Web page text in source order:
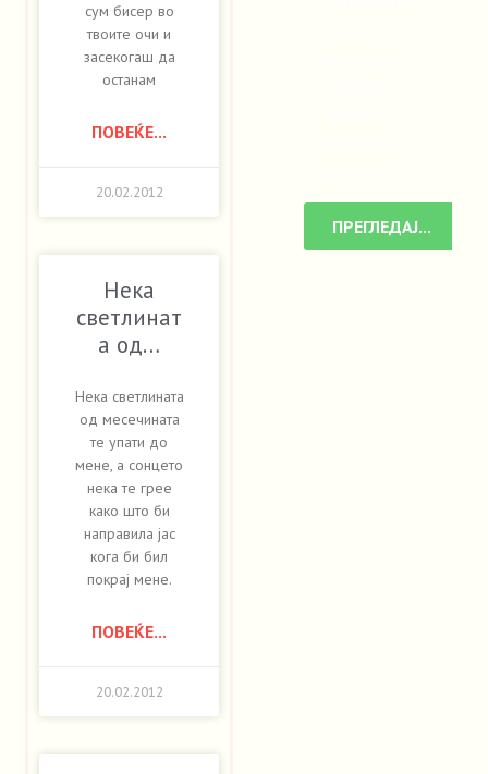
сум бисер во
твоите очи и
засекогаш да
останам
ПОВЕЌЕ...
20.02.2012
Нека
светлинат
а од…
Нека светлината
од месечината
те упати до
мене, а сонцето
нека те грее
како што би
направила јас
кога би бил
покрај мене.
ПОВЕЌЕ...
20.02.2012
ПРЕГЛЕДАЈ...